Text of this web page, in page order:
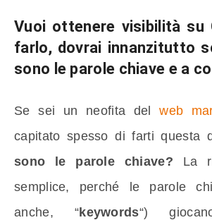
Vuoi ottenere visibilità su
farlo, dovrai innanzitutto
sono le parole chiave e a
Se sei un neofita delweb
capitato spesso di farti questa
sono le parole chiave? La
semplice, perché le parole
anche, “keywords“)